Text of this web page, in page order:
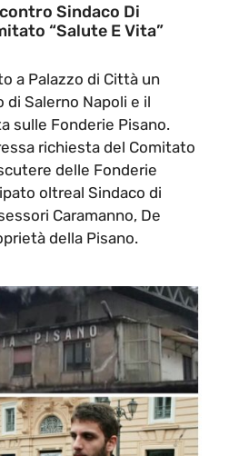
Sindaco Di
“Salute E Vita”
a Palazzo di Città un
Salerno Napoli e il
sulle Fonderie Pisano.
richiesta del Comitato
delle Fonderie
oltreal Sindaco di
Caramanno, De
della Pisano.